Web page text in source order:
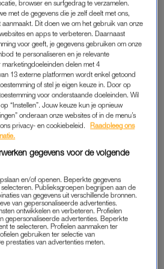
belletje, op 30 juli 2022, heeft nooit
een telefoontje, denkende dat we
krijgen. Haar moeder belde en gaf
was. Ze waren op dat moment
reanimatie”, vertelt Bas. “Fenna’s
en kon niet enkel toekijken. Ze
is zelf gaan reanimeren. Daarmee
gekregen. Alle clichés zijn waar. De
vandaan. Je wereld stort in.”
heb je paniek. En ongeloof.”
Inzamelingsactie gestart voor
familie verdronken 6-jarige
jongen uit uit Oss: 'Zodat
familie een mooi afscheid kan
geven'
browser en surfgedrag te verzamelen.
met de gegevens die je zelf deelt met ons,
Dit doen we om het gebruik van onze
en apps te verbeteren. Daarnaast
voor geeft, je gegevens gebruiken om onze
te personaliseren en je relevante
delen met 4
13 externe platformen wordt enkel getoond
of stel je eigen keuze in. Door op
voor onderstaande doeleinden. Wil
“Instellen”. Jouw keuze kun je opnieuw
onderaan onze websites of in de menu’s
privacy- en cookiebeleid.
Raadpleeg ons
gegevens voor de volgende
en/of openen. Beperkte gegevens
Publieksgroepen begrijpen aan de
van gegevens uit verschillende bronnen.
van gepersonaliseerde advertenties.
ontwikkelen en verbeteren. Profielen
gepersonaliseerde advertenties. Beperkte
te selecteren. Profielen aanmaken ter
gebruiken ter selectie van
prestaties van advertenties meten.